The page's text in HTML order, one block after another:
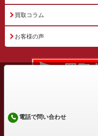
買取コラム
お客様の声
電話で問い合わせ